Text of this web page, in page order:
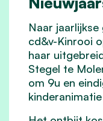
Naar
cd&v-Kinrooi
haar
Stegel te
om 9u en